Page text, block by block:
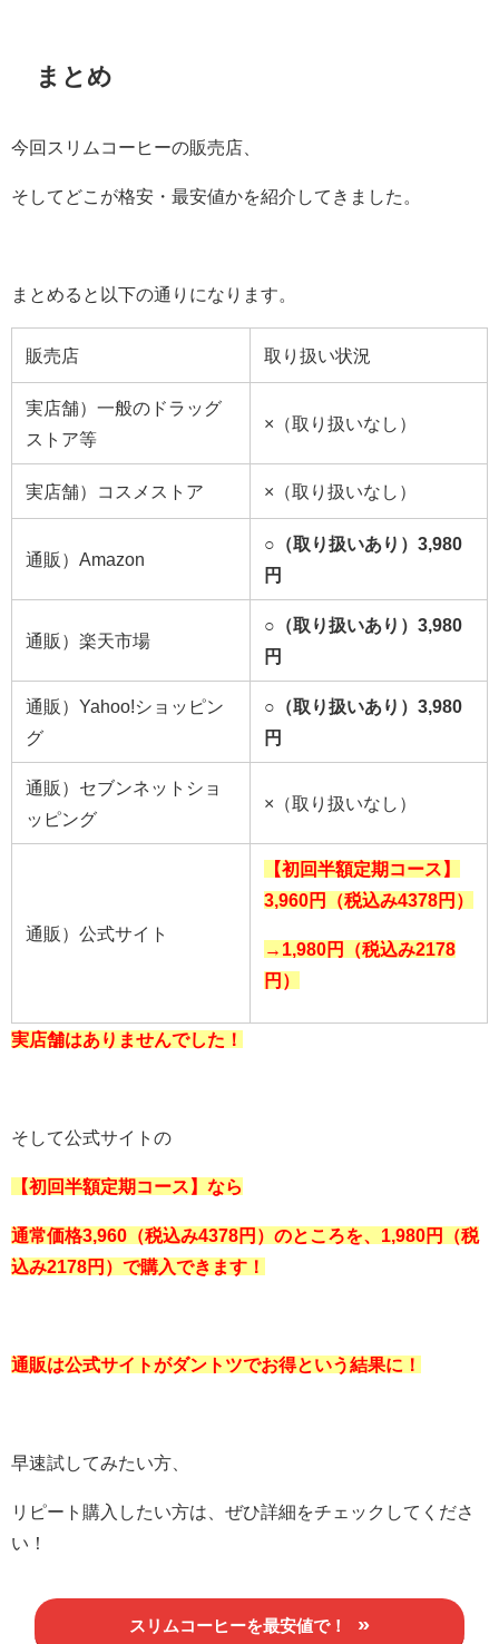
まとめ
今回スリムコーヒーの販売店、
そしてどこが格安・最安値かを紹介してきました。
まとめると以下の通りになります。
販売店 取り扱い状況
実店舗）一般のドラッグ
ストア等
×（取り扱いなし）
実店舗）コスメストア ×（取り扱いなし）
通販）Amazon
○（取り扱いあり）3,980
円
通販）楽天市場
○（取り扱いあり）3,980
円
通販）Yahoo!ショッピン
グ
○（取り扱いあり）3,980
円
通販）セブンネットショ
ッピング
×（取り扱いなし）
通販）公式サイト
【初回半額定期コース】
3,960円（税込み4378円）
→1,980円（税込み2178
円）
実店舗はありませんでした ！
そして公式サイトの
【初回半額定期コース】なら
通常価格3,960（税込み4378円）のところを、1,980円（税
込み2178円）で購入できます！
通販は公式サイトがダントツでお得という結果に！
早速試してみたい方、
リピート購入したい方は、ぜひ詳細をチェックしてくださ
い！
スリムコーヒーを最安値で！